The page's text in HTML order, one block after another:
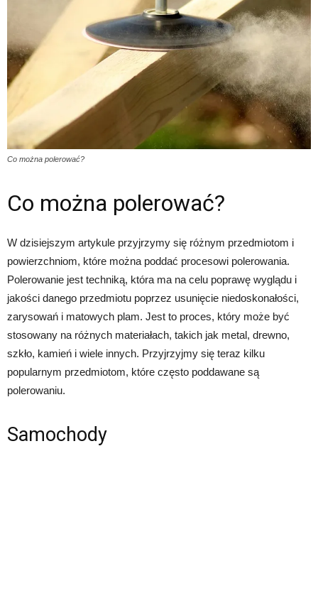
Co można polerować?
Co można polerować?
W dzisiejszym artykule przyjrzymy się różnym przedmiotom i
powierzchniom, które można poddać procesowi polerowania.
Polerowanie jest techniką, która ma na celu poprawę wyglądu i
jakości danego przedmiotu poprzez usunięcie niedoskonałości,
zarysowań i matowych plam. Jest to proces, który może być
stosowany na różnych materiałach, takich jak metal, drewno,
szkło, kamień i wiele innych. Przyjrzyjmy się teraz kilku
popularnym przedmiotom, które często poddawane są
polerowaniu.
Samochody